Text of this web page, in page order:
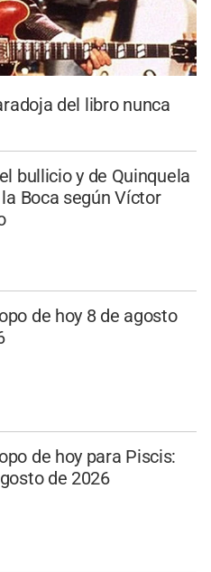
del libro nunca
bullicio y de Quinquela
Boca según Víctor
de hoy 8 de agosto
de hoy para Piscis:
de 2026